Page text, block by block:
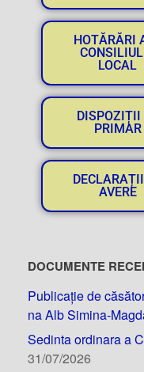
HOTĂRĂRI
LOCAL
DISPOZIȚII
PRIMAR
AVERE
DOCUMENTE
Publicație de
na Alb Simina-
Sedinta ordinara a
31/07/2026